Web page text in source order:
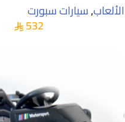
الألعاب,سيارات سبورت
532